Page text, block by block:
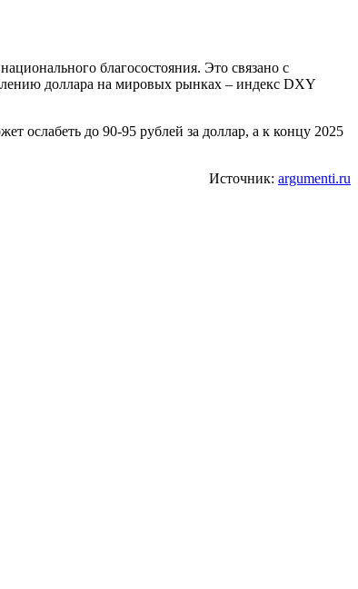
благосостояния. Это связано с
доллара на мировых рынках – индекс DXY
ослабеть до 90-95 рублей за доллар, а к концу 2025
Источник: argumenti.ru